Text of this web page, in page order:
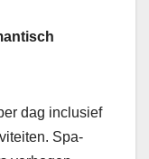
dag inclusief
Spa-